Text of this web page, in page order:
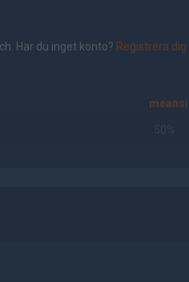
Har du inget konto? Registrera dig
meansi
50%